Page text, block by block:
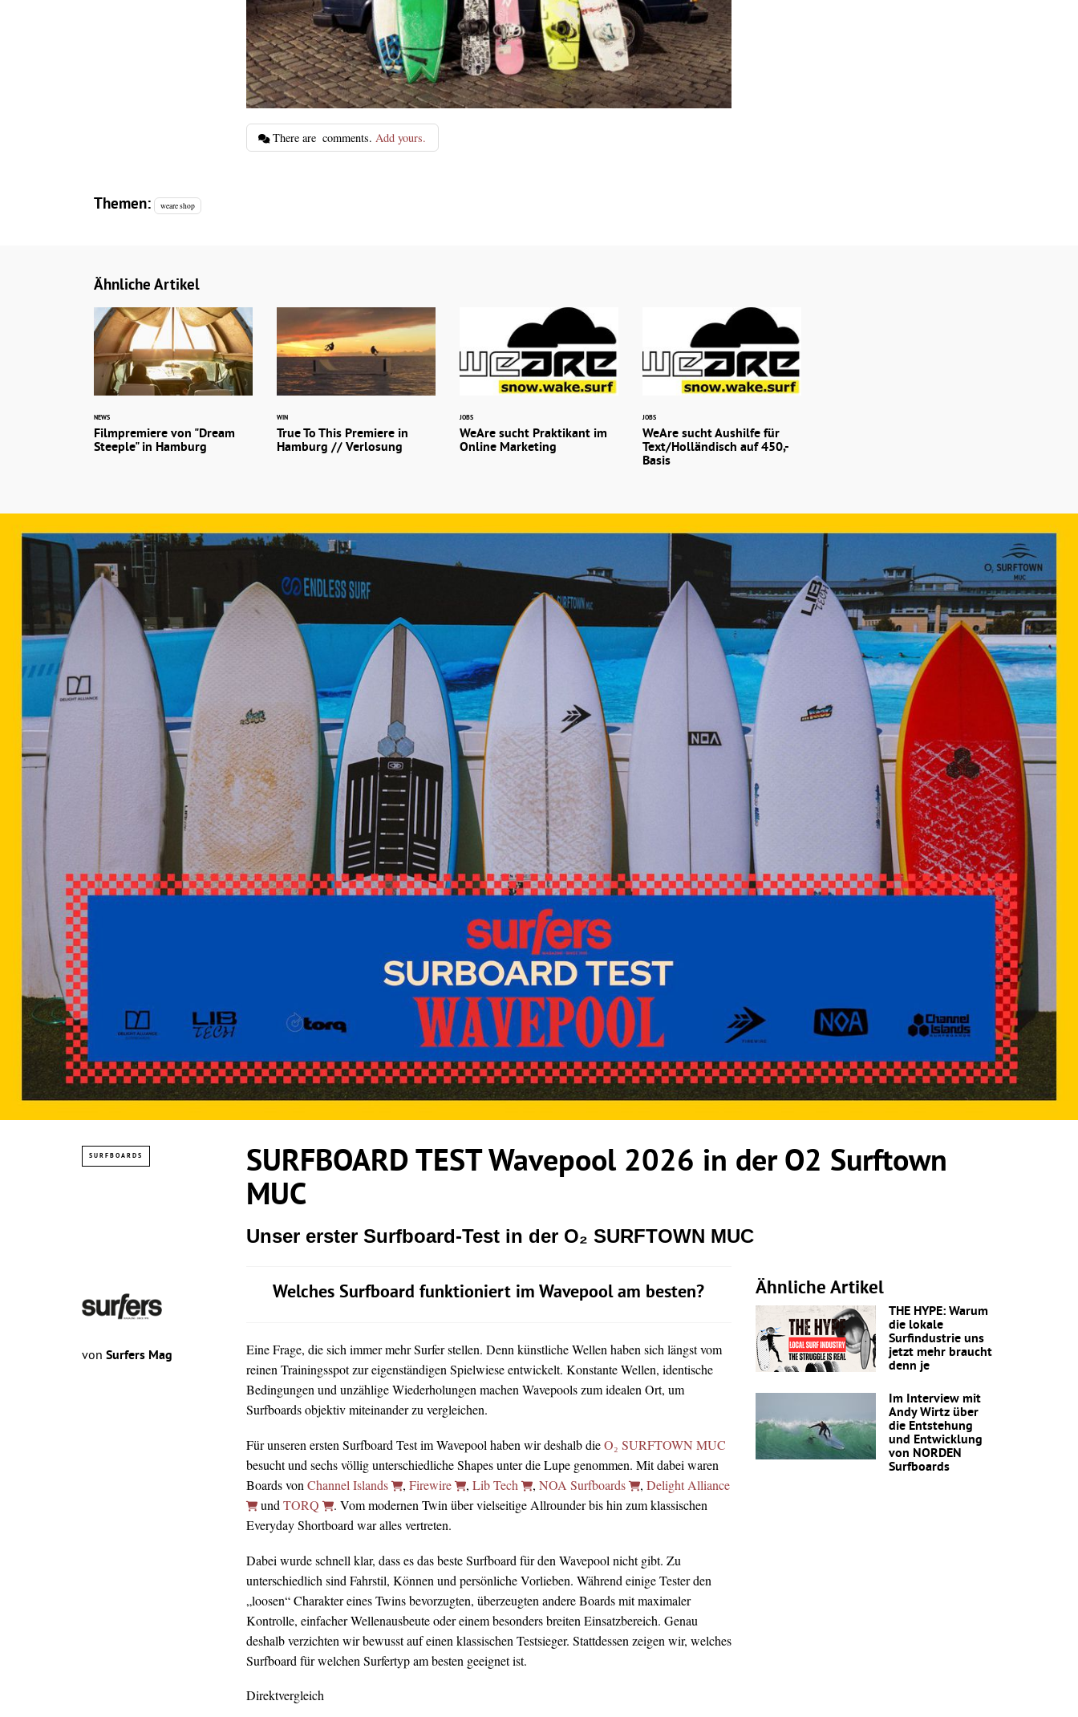
There are comments. Add yours.
Themen: weare shop
Ähnliche Artikel
NEWS
Filmpremiere von "Dream
Steeple" in Hamburg
WIN
True To This Premiere in
Hamburg // Verlosung
JOBS
WeAre sucht Praktikant im
Online Marketing
JOBS
WeAre sucht Aushilfe für
Text/Holländisch auf 450,-
Basis
SURFBOARDS
SURFBOARD TEST Wavepool 2026 in der O2 Surftown
MUC
Unser erster Surfboard-Test in der O₂ SURFTOWN MUC
von Surfers Mag
Welches Surfboard funktioniert im Wavepool am besten?
Eine Frage, die sich immer mehr Surfer stellen. Denn künstliche Wellen haben sich längst vom
reinen Trainingsspot zur eigenständigen Spielwiese entwickelt. Konstante Wellen, identische
Bedingungen und unzählige Wiederholungen machen Wavepools zum idealen Ort, um
Surfboards objektiv miteinander zu vergleichen.
Für unseren ersten Surfboard Test im Wavepool haben wir deshalb dieO₂ SURFTOWN MUC
besucht und sechs völlig unterschiedliche Shapes unter die Lupe genommen. Mit dabei waren
Boards von Channel Islands , Firewire , Lib Tech , NOA Surfboards , Delight Alliance
und TORQ
. Vom modernen Twin über vielseitige Allrounder bis hin zum klassischen
Everyday Shortboard war alles vertreten.
Dabei wurde schnell klar, dass es das beste Surfboard für den Wavepool nicht gibt. Zu
unterschiedlich sind Fahrstil, Können und persönliche Vorlieben. Während einige Tester den
„loosen“ Charakter eines Twins bevorzugten, überzeugten andere Boards mit maximaler
Kontrolle, einfacher Wellenausbeute oder einem besonders breiten Einsatzbereich. Genau
deshalb verzichten wir bewusst auf einen klassischen Testsieger. Stattdessen zeigen wir, welches
Surfboard für welchen Surfertyp am besten geeignet ist.
Direktvergleich
Ähnliche Artikel
THE HYPE: Warum
die lokale
Surfindustrie uns
jetzt mehr braucht
denn je
Im Interview mit
Andy Wirtz über
die Entstehung
und Entwicklung
von NORDEN
Surfboards